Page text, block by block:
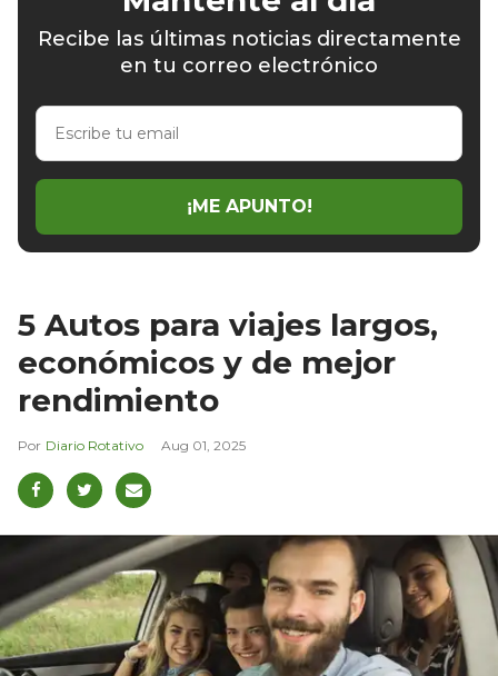
Recibe las últimas noticias directamente
en tu correo electrónico
Escribe
email
¡ME APUNTO!
5 Autos para viajes largos,
económicos y de mejor
rendimiento
Diario Rotativo Aug 01, 2025